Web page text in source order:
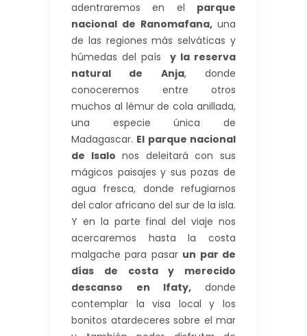
adentraremos en el parque
nacional de Ranomafana, una
de las regiones más selváticas y
húmedas del país y la reserva
natural de Anja, donde
conoceremos entre otros
muchos al lémur de cola anillada,
una especie única de
Madagascar. El parque nacional
de Isalo nos deleitará con sus
mágicos paisajes y sus pozas de
agua fresca, donde refugiarnos
del calor africano del sur de la isla.
Y en la parte final del viaje nos
acercaremos hasta la costa
malgache para pasar un par de
días de costa y merecido
descanso en Ifaty, donde
contemplar la visa local y los
bonitos atardeceres sobre el mar